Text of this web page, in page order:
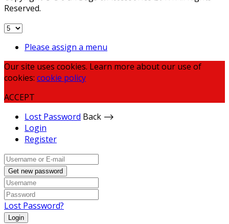
Reserved.
Please assign a menu
Our site uses cookies. Learn more about our use of
cookies: cookie policy
ACCEPT
Lost Password Back ⟶
Login
Register
Get new password
Lost Password?
Login